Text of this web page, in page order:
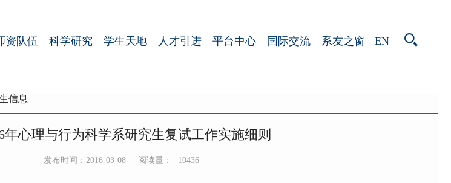
资队伍 科学研究 学生天地 人才引进 平台中心 国际交流 系友之窗 EN
信息
年心理与行为科学系研究生复试工作实施细则
发布时间：2016-03-08 阅读量：
10436